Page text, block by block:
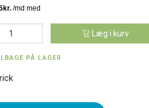
Læg i kurv
PÅ LAGER